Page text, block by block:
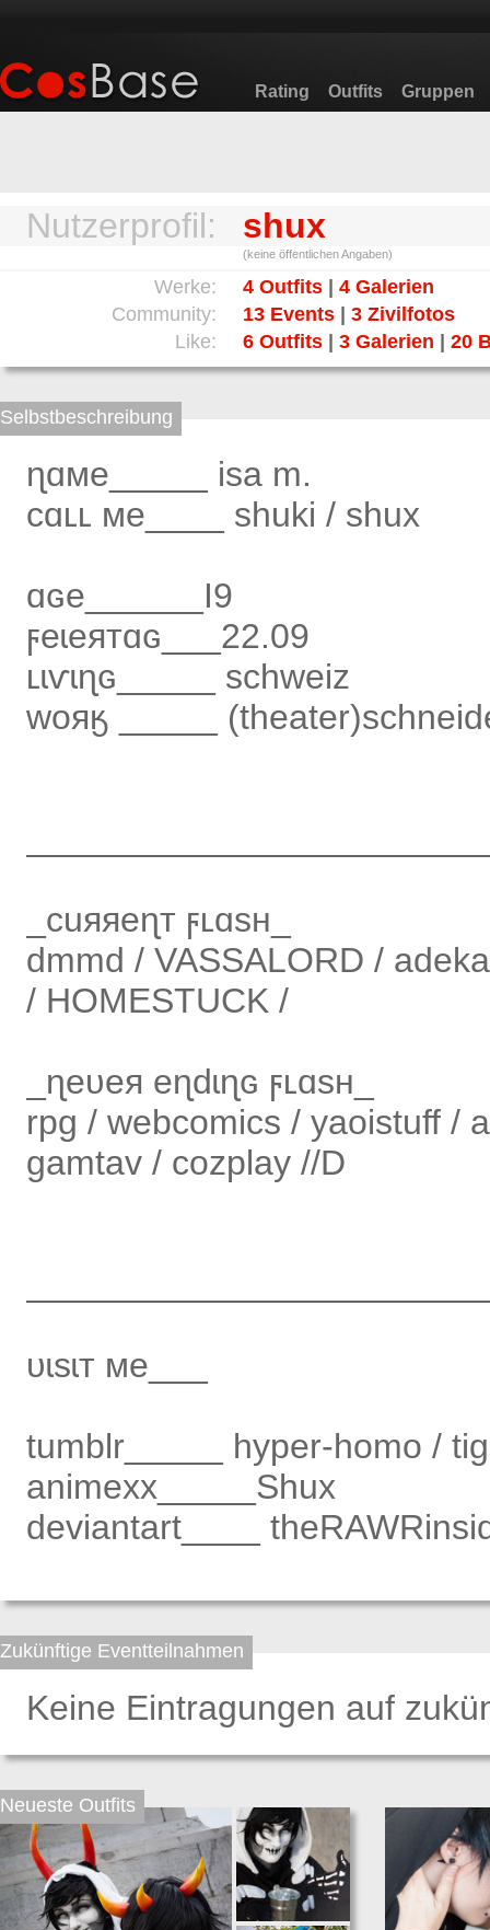
Rating Outfits Gruppen
Nutzerprofil: shux
(keine öffentlichen Angaben)
Werke: 4 Outfits
4 Galerien
Community:
13 Events
3 Zivilfotos
Like:
6 Outfits 3 Galerien 20
Selbstbeschreibung
ɳɑмe_____ isa m.
ϲɑʟʟ мe____ shuki / shux
ɑɢe______I9
ϝeɩeятɑɢ___22.09
ʟɩѵɩɳɢ_____ schweiz
woяӄ _____
_cuяяeɳт ϝʟɑsн_
dmmd / VASSALORD /
/ HOMESTUCK /
_ɳeυeя eɳdɩɳɢ ϝʟɑsн_
rpg / webcomics / yaoistuff /
gamtav / cozplay //D
υɩsɩт мe___
tumblr_____ hyper-homo /
animexx_____Shux
deviantart____
Zukünftige Eventteilnahmen
Keine Eintragungen auf
Neueste Outfits